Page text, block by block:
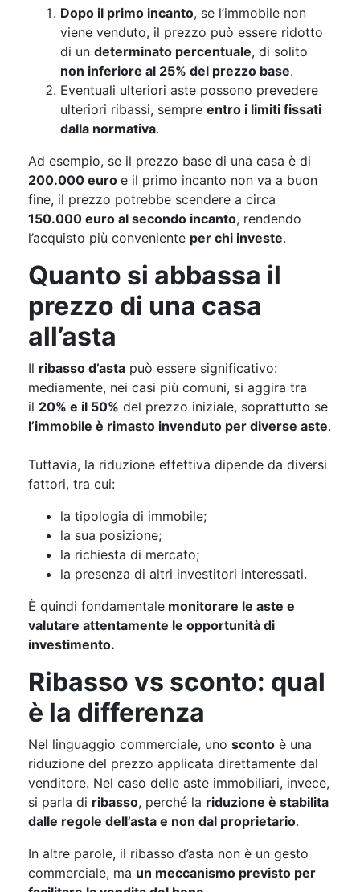
Dopo il primo incanto, se l’immobile non
viene venduto, il prezzo può essere ridotto
di un determinato percentuale, di solito
non inferiore al 25% del prezzo base.
Eventuali ulteriori aste possono prevedere
ulteriori ribassi, sempre entro i limiti fissati
dalla normativa.
Ad esempio, se il prezzo base di una casa è di
200.000 euro e il primo incanto non va a buon
fine, il prezzo potrebbe scendere a circa
150.000 euro al secondo incanto, rendendo
l’acquisto più conveniente per chi investe.
Quanto si abbassa il
prezzo di una casa
all’asta
Il ribasso d’asta può essere significativo:
mediamente, nei casi più comuni, si aggira tra
il 20% e il 50% del prezzo iniziale, soprattutto se
l’immobile è rimasto invenduto per diverse aste.
Tuttavia, la riduzione effettiva dipende da diversi
fattori, tra cui:
la tipologia di immobile;
la sua posizione;
la richiesta di mercato;
la presenza di altri investitori interessati.
È quindi fondamentale monitorare le aste e
valutare attentamente le opportunità di
investimento.
Ribasso vs sconto: qual
è la differenza
Nel linguaggio commerciale, uno sconto è una
riduzione del prezzo applicata direttamente dal
venditore. Nel caso delle aste immobiliari, invece,
si parla di ribasso, perché la riduzione è stabilita
dalle regole dell’asta e non dal proprietario.
In altre parole, il ribasso d’asta non è un gesto
commerciale, ma un meccanismo previsto per